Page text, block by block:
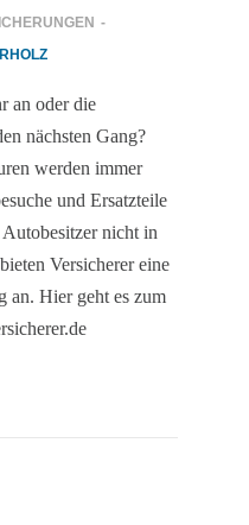
-
an oder die
nächsten Gang?
werden immer
und Ersatzteile
nicht in
Versicherer eine
an. Hier geht es zum